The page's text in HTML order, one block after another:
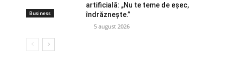
Business
artificială: „Nu te teme de eșec,
îndrăznește.”
5 august 2026